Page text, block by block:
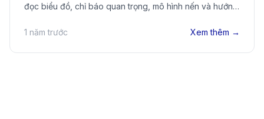
đọc biểu đồ, chỉ báo quan trọng, mô hình nến và hướng
1 năm trước
Xem thêm →